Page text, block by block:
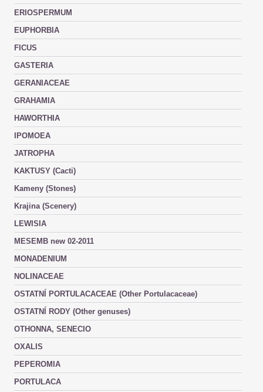
ERIOSPERMUM
EUPHORBIA
FICUS
GASTERIA
GERANIACEAE
GRAHAMIA
HAWORTHIA
IPOMOEA
JATROPHA
KAKTUSY (Cacti)
Kameny (Stones)
Krajina (Scenery)
LEWISIA
MESEMB new 02-2011
MONADENIUM
NOLINACEAE
OSTATNÍ PORTULACACEAE (Other Portulacaceae)
OSTATNÍ RODY (Other genuses)
OTHONNA, SENECIO
OXALIS
PEPEROMIA
PORTULACA